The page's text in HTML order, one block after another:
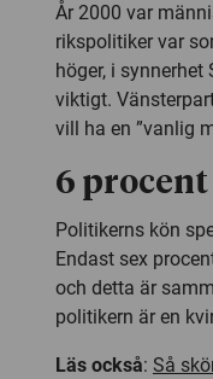
År 2000 var
rikspolitiker var
höger, i
viktigt.
vill ha en ”vanlig
6
Politikerns kön
Endast sex
och detta är
politikern är en
Läs också: Så